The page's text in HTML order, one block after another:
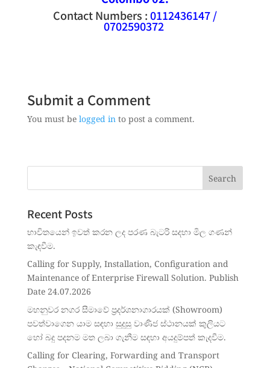
Contact Numbers :0112436147 /
0702590372
Submit a Comment
You must be logged into post a comment.
Recent Posts
භාවිතයෙන් ඉවත් කරන ලද පරණ බැටරි සදහා මිල ගණන්
කැඳවීම.
Calling for Supply, Installation, Configuration and
Maintenance of Enterprise Firewall Solution. Publish
Date 24.07.2026
මහනුවර නගර සීමාවේ ප්‍රදර්ශනාගාරයක් (Showroom)
පවත්වාගෙන යාම සඳහා සුදුසු වාණිජ ස්ථානයක් කුලියට
හෝ බදු පදනම මත ලබා ගැනීම සඳහා අයදුම්පත් කැදවීම.
Calling for Clearing, Forwarding and Transport